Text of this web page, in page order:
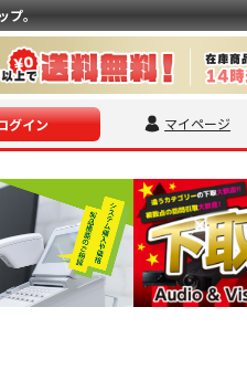
。
グイン マイページ